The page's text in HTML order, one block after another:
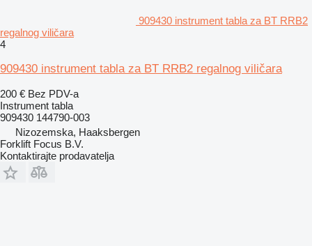
909430 instrument tabla za BT RRB2
regalnog viličara
4
909430 instrument tabla za BT RRB2 regalnog viličara
200 € Bez PDV-a
Instrument tabla
909430 144790-003
Nizozemska, Haaksbergen
Forklift Focus B.V.
Kontaktirajte prodavatelja